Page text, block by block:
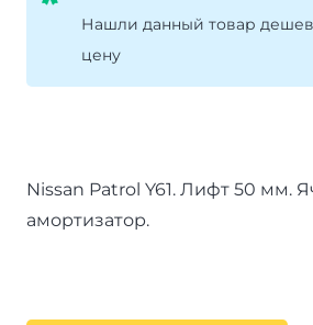
Нашли данный товар
цену
Nissan Patrol Y61. Лифт 50 мм.
амортизатор.